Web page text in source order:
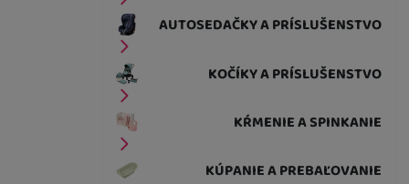
AUTOSEDAČKY A PRÍSLUŠENSTVO
KOČÍKY A PRÍSLUŠENSTVO
KŔMENIE A SPINKANIE
KÚPANIE A PREBAĽOVANIE